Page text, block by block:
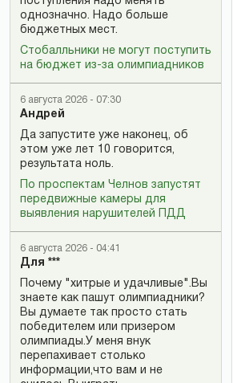
однозначно. Надо больше
бюджетных мест.
Стобалльники не могут поступить
на бюджет из-за олимпиадников
6 августа 2026 - 07:30
Андрей
Да запустите уже наконец, об
этом уже лет 10 говорится,
результата ноль.
По проспектам Челнов запустят
передвижные камеры для
выявления нарушителей ПДД
6 августа 2026 - 04:41
Для ***
Почему "хитрые и удачливые".Вы
знаете как пашут олимпиадники?
Вы думаете так просто стать
победителем или призером
олимпиады.У меня внук
перепахивает столько
информации,что вам и не